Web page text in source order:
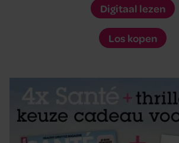
Digitaal lezen
Los kopen